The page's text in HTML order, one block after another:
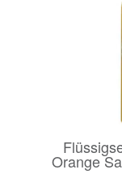
Orange